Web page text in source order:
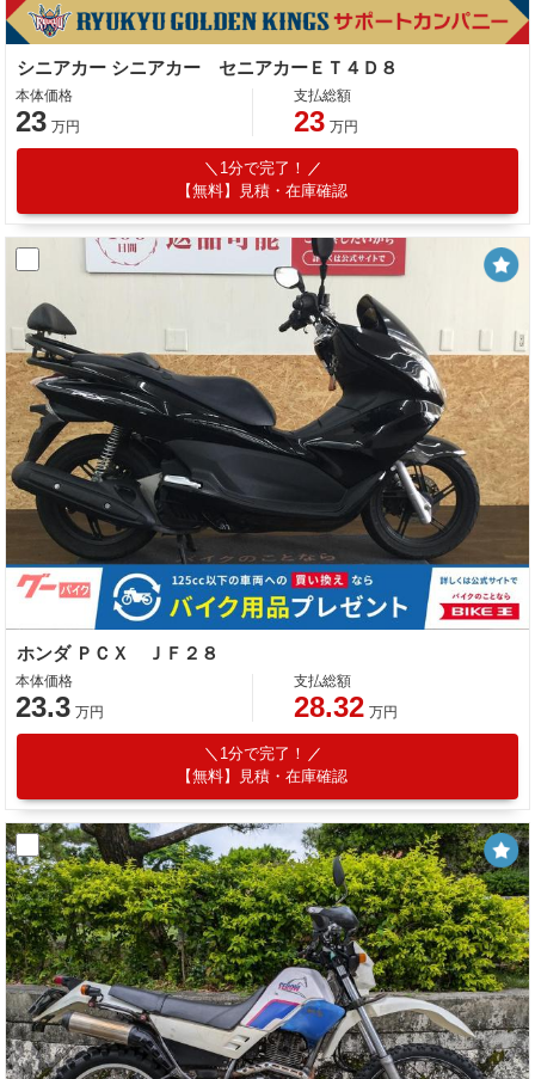
シニアカー シニアカー セニアカーＥＴ４Ｄ８
本体価格
23 万円
支払総額
23 万円
1分で完了！
【無料】見積・在庫確認
ホンダ ＰＣＸ ＪＦ２８
本体価格
23.3 万円
支払総額
28.32 万円
1分で完了！
【無料】見積・在庫確認